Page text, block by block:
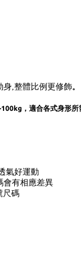
身,整體比例更修飾。
100kg ，適合各式身形所
氣好運動
會有相應差異
尺碼